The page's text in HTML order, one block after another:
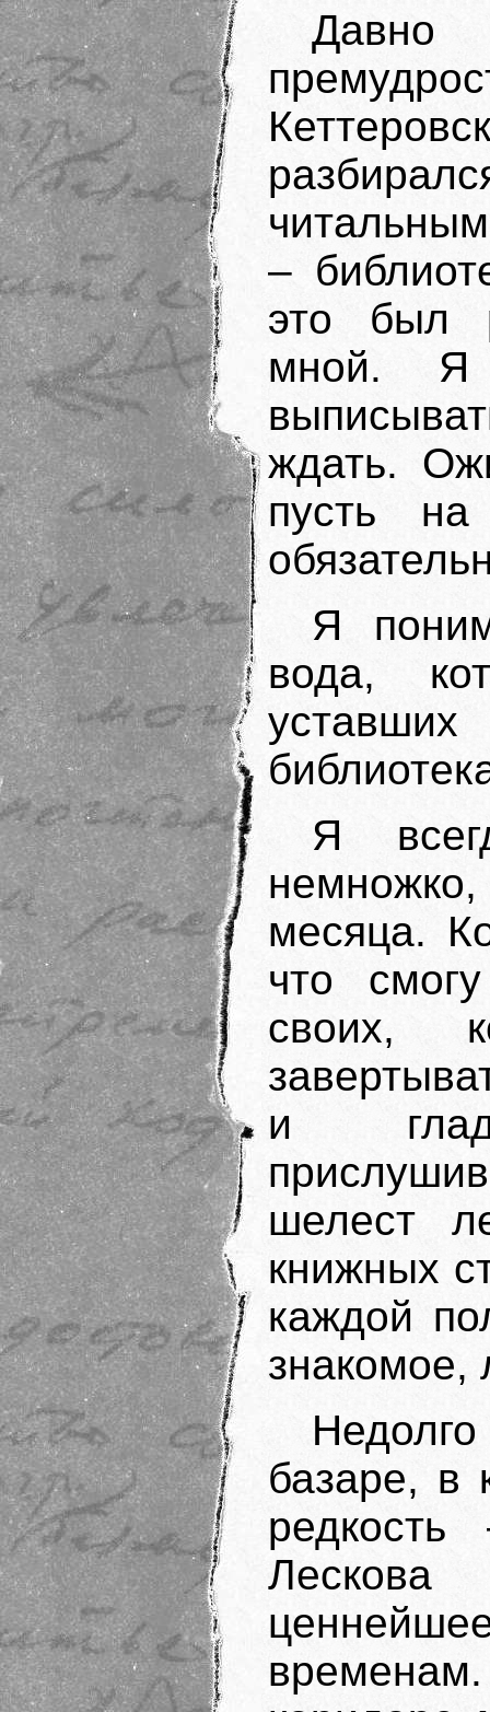
–
это был
мной. Я
ждать.
пусть
Я
вода,
Я
месяца.
что
своих,
и
шелест
книжных
каждой
знакомое,
базаре, в